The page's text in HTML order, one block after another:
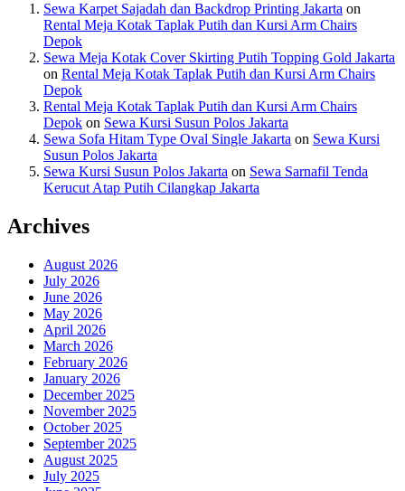
Sewa Karpet Sajadah dan Backdrop Printing Jakarta on
Rental Meja Kotak Taplak Putih dan Kursi Arm Chairs
Depok
Sewa Meja Kotak Cover Skirting Putih Topping Gold Jakarta
on Rental Meja Kotak Taplak Putih dan Kursi Arm Chairs
Depok
Rental Meja Kotak Taplak Putih dan Kursi Arm Chairs
Depok on Sewa Kursi Susun Polos Jakarta
Sewa Sofa Hitam Type Oval Single Jakarta on Sewa Kursi
Susun Polos Jakarta
Sewa Kursi Susun Polos Jakarta on Sewa Sarnafil Tenda
Kerucut Atap Putih Cilangkap Jakarta
Archives
August 2026
July 2026
June 2026
May 2026
April 2026
March 2026
February 2026
January 2026
December 2025
November 2025
October 2025
September 2025
August 2025
July 2025